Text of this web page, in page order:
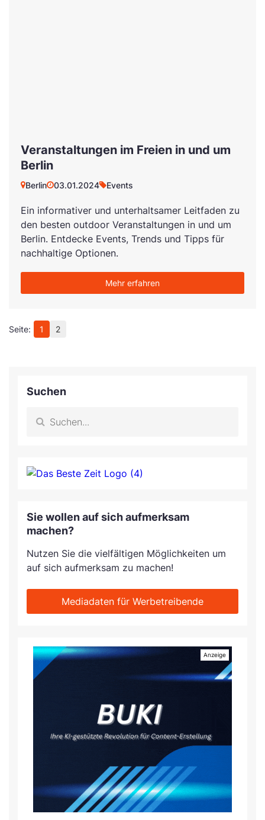
Veranstaltungen im Freien in und um
Berlin
Berlin 03.01.2024 Events
Ein informativer und unterhaltsamer Leitfaden zu
den besten outdoor Veranstaltungen in und um
Berlin. Entdecke Events, Trends und Tipps für
nachhaltige Optionen.
Mehr erfahren
1 2
Suchen
Sie wollen auf sich aufmerksam
machen?
Nutzen Sie die vielfältigen Möglichkeiten um
auf sich aufmerksam zu machen!
Mediadaten für Werbetreibende